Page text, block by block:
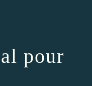
pour